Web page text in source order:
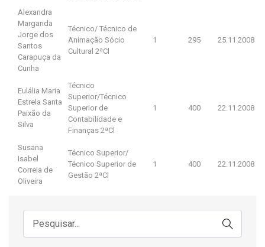
Alexandra
Margarida
Jorge dos
Santos
Carapuça da
Cunha
Técnico/ Técnico de
Animação Sócio
Cultural 2ªCl
1 295 25.11.2008
Eulália Maria
Estrela Santa
Paixão da
Silva
Técnico
Superior/Técnico
Superior de
Contabilidade e
Finanças 2ªCl
1 400 22.11.2008
Susana
Isabel
Correia de
Oliveira
Técnico Superior/
Técnico Superior de
Gestão 2ªCl
1 400 22.11.2008